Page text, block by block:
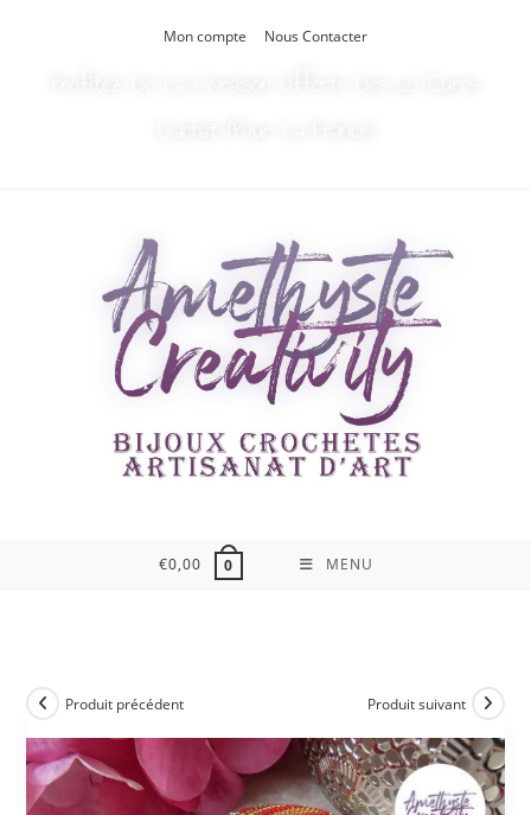
Mon compte Nous Contacter
€0,00 0 MENU
Produit précédent Produit suivant